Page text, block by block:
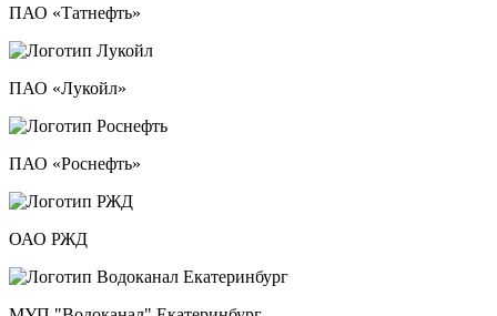
ПАО «Татнефть»
ПАО «Лукойл»
ПАО «Роснефть»
ОАО РЖД